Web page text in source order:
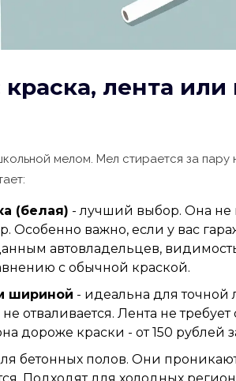
лента или
мелом. Мел стирается за пару
(белая) - лучший выбор. Она не
Особенно важно, если у вас
автовладельцев,
с обычной краской.
шириной - идеальна для
отваливается. Лента не
дороже краски - от 150 рублей
бетонных полов. Они
Подходят для холодных